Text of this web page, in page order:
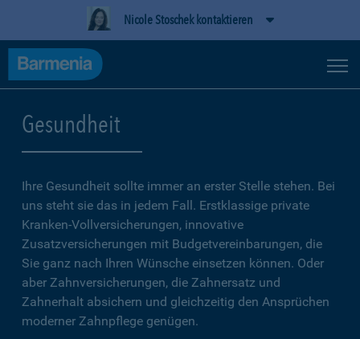
Nicole Stoschek kontaktieren
Gesundheit
Ihre Gesundheit sollte immer an erster Stelle stehen. Bei
uns steht sie das in jedem Fall. Erstklassige private
Kranken-Vollversicherungen, innovative
Zusatzversicherungen mit Budgetvereinbarungen, die
Sie ganz nach Ihren Wünsche einsetzen können. Oder
aber Zahnversicherungen, die Zahnersatz und
Zahnerhalt absichern und gleichzeitig den Ansprüchen
moderner Zahnpflege genügen.